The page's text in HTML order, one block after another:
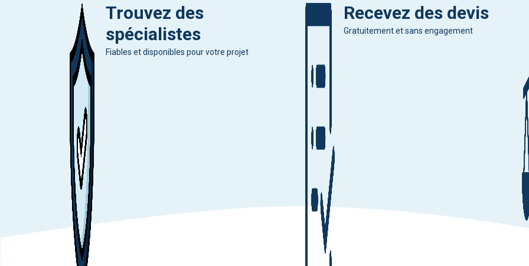
Trouvez des
spécialistes
Fiables et disponibles pour votre projet
Recevez des devis
Gratuitement et sans engagement